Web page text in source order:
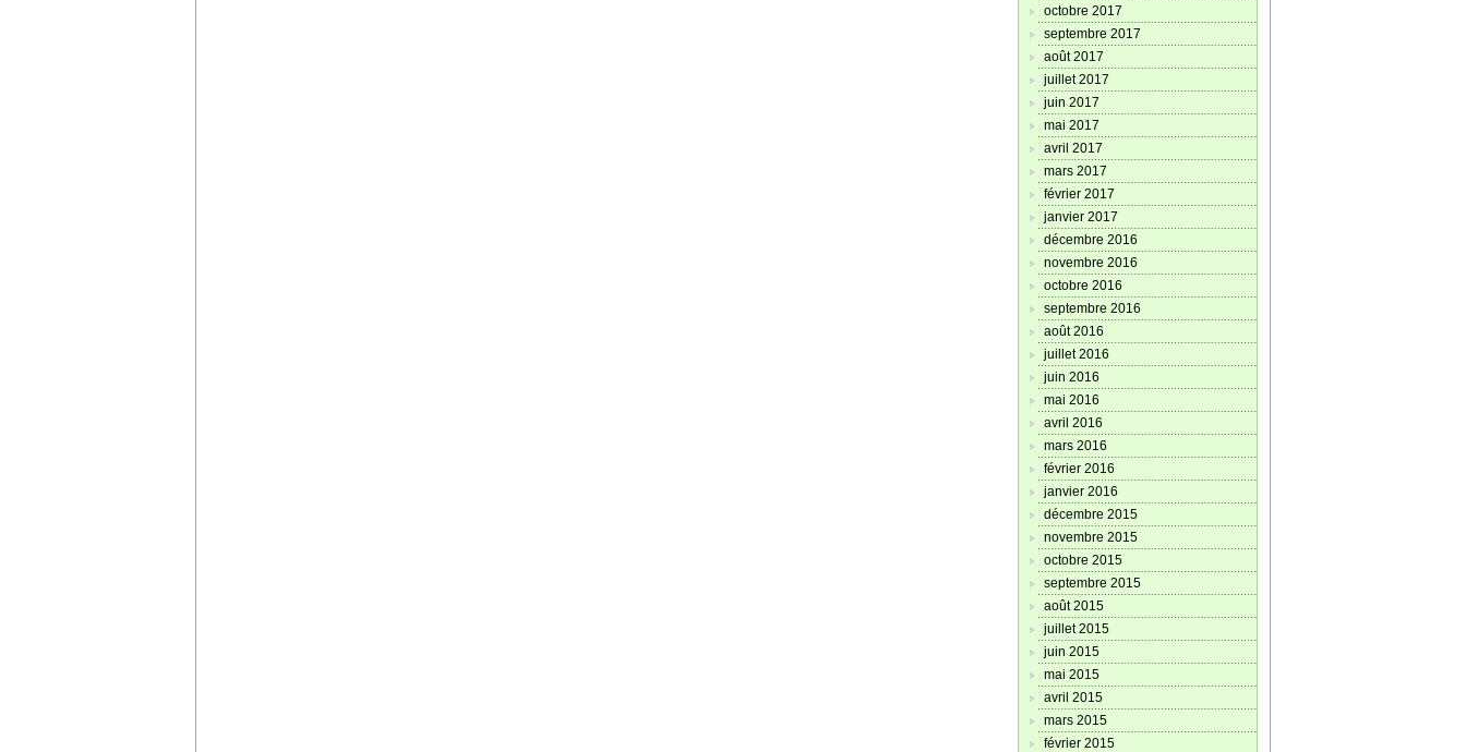
octobre 2017
septembre 2017
août 2017
juillet 2017
juin 2017
mai 2017
avril 2017
mars 2017
février 2017
janvier 2017
décembre 2016
novembre 2016
octobre 2016
septembre 2016
août 2016
juillet 2016
juin 2016
mai 2016
avril 2016
mars 2016
février 2016
janvier 2016
décembre 2015
novembre 2015
octobre 2015
septembre 2015
août 2015
juillet 2015
juin 2015
mai 2015
avril 2015
mars 2015
février 2015